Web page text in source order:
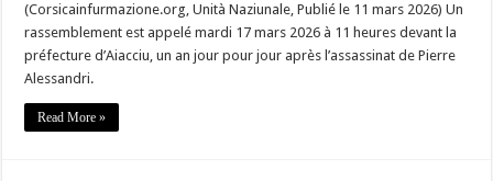
(Corsicainfurmazione.org, Unità Naziunale, Publié le 11 mars 2026) Un
rassemblement est appelé mardi 17 mars 2026 à 11 heures devant la
préfecture d’Aiacciu, un an jour pour jour après l’assassinat de Pierre
Alessandri.
Read More »